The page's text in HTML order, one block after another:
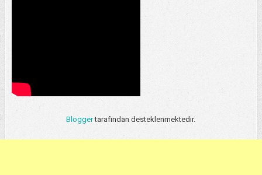
Bloggertarafından desteklenmektedir.